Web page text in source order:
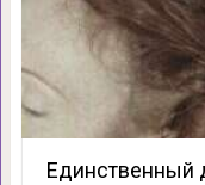
Единственный